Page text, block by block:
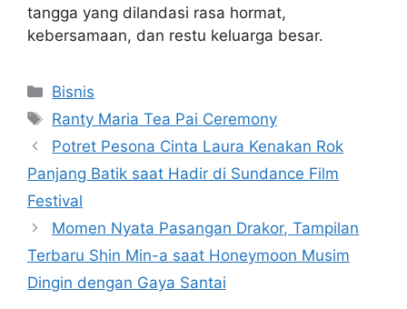
tangga yang dilandasi rasa hormat,
kebersamaan, dan restu keluarga besar.
Categories
Bisnis
Tags
Ranty Maria Tea Pai Ceremony
Potret Pesona Cinta Laura Kenakan Rok
Panjang Batik saat Hadir di Sundance Film
Festival
Momen Nyata Pasangan Drakor, Tampilan
Terbaru Shin Min-a saat Honeymoon Musim
Dingin dengan Gaya Santai